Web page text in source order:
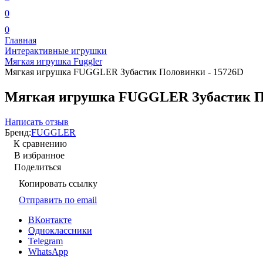
0
0
Главная
Интерактивные игрушки
Мягкая игрушка Fuggler
Мягкая игрушка FUGGLER Зубастик Половинки - 15726D
Мягкая игрушка FUGGLER Зубастик
Написать отзыв
Бренд:FUGGLER
К сравнению
В избранное
Поделиться
Копировать ссылку
Отправить по email
ВКонтакте
Одноклассники
Telegram
WhatsApp